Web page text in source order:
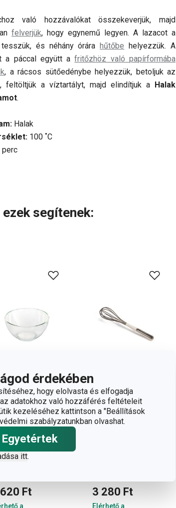
érdekében
hogy elolvasta és elfogadja
adatokhoz való hozzáférés feltételeit
kezeléséhez kattintson a "Beállítások
szabályzatunkban olvashat.
Egyetértek
itt.
való hozzávalókat összekeverjük, majd
felverjük, hogy egynemű legyen. A lazacot a
tesszük, és néhány órárahűtőbe helyezzük. A
a páccal együtt afritőzhöz való papírformába
, a rácsos sütőedénybe helyezzük, betoljuk az
feltöltjük a víztartályt, majd elindítjuk a Halak
.
Halak
100 ˚C
perc
segítenek:
üvegtál
cm
Ft
a
SILICON PRIME
habverő
3 280 Ft
Elérhető a